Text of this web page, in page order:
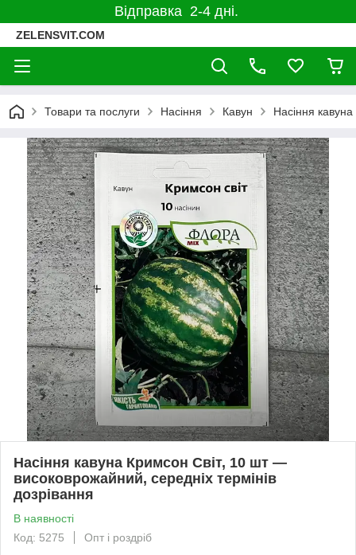
Відправка 2-4 дні.
ZELENSVIT.COM
Товари та послуги Насіння Кавун Насіння
Насіння кавуна Кримсон Світ, 10 шт —
високоврожайний, середніх термінів
дозрівання
В наявності
Код: 5275
Опт і роздріб